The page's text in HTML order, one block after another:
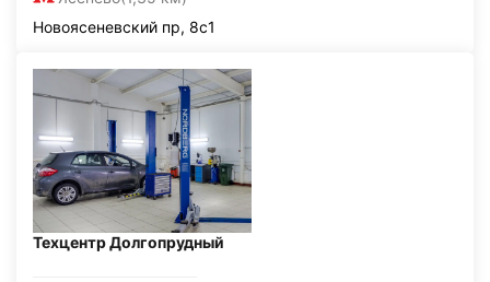
Новоясеневский пр, 8с1
Техцентр Долгопрудный